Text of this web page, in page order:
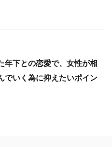
年下との恋愛で、女性が相
でいく為に抑えたいポイン